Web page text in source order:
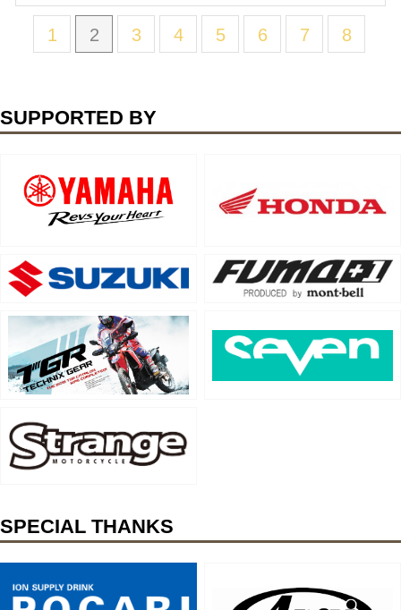
1 2 3 4 5 6 7 8
SUPPORTED BY
SPECIAL THANKS